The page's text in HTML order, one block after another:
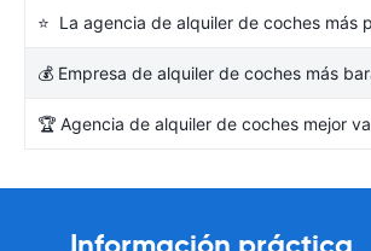
⭐ La agencia de alquiler de coches más
💰 Empresa de alquiler de coches más
🏆 Agencia de alquiler de coches mejor